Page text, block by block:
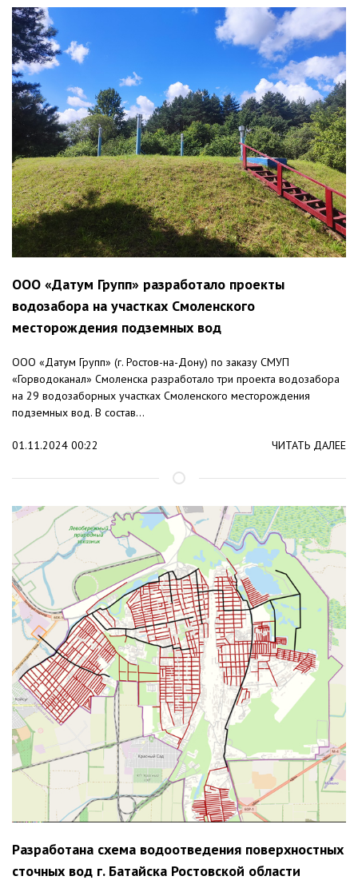
ООО «Датум Групп» разработало проекты
водозабора на участках Смоленского
месторождения подземных вод
ООО «Датум Групп» (г. Ростов-на-Дону) по заказу СМУП
«Горводоканал» Смоленска разработало три проекта водозабора
на 29 водозаборных участках Смоленского месторождения
подземных вод. В состав...
01.11.2024 00:22 ЧИТАТЬ ДАЛЕЕ
Разработана схема водоотведения поверхностных
сточных вод г. Батайска Ростовской области